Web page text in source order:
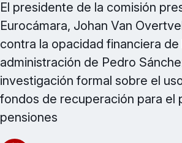
El presidente de la comisión
Eurocámara, Johan Van
contra la opacidad financiera de
administración de Pedro
investigación formal sobre el
fondos de recuperación para el
pensiones